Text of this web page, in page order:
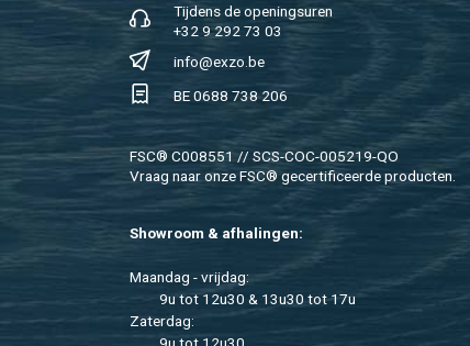
Tij­dens de ope­nings­uren
+32 9 292 73 03
info@​exzo.​be
BE 0688 738 206
FSC® C008551 // SCS-COC-005219-QO
Vraag naar onze FSC® ge­cer­ti­fi­ceer­de pro­duc­ten.
Show­room & af­ha­lin­gen:
Maan­dag - vrij­dag:
9u tot 12u30 & 13u30 tot 17u
Za­ter­dag: